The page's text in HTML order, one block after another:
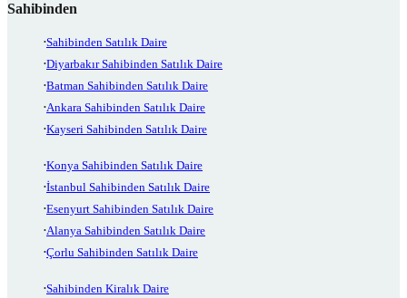
Sahibinden
Sahibinden Satılık Daire
Diyarbakır Sahibinden Satılık Daire
Batman Sahibinden Satılık Daire
Ankara Sahibinden Satılık Daire
Kayseri Sahibinden Satılık Daire
Konya Sahibinden Satılık Daire
İstanbul Sahibinden Satılık Daire
Esenyurt Sahibinden Satılık Daire
Alanya Sahibinden Satılık Daire
Çorlu Sahibinden Satılık Daire
Sahibinden Kiralık Daire